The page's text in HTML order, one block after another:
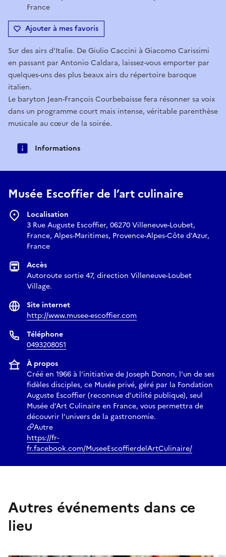
France
Ajouter à mes favoris
Sur des airs d’Italie. De Giulio Caccini à Giacomo Carissimi
en passant par Antonio Caldara, laissez-vous emporter par
quelques-uns des plus beaux airs du répertoire baroque
italien.
Le baryton Jean-François Courbebaisse fera résonner sa voix
dans un programme court mais intense, véritable parenthèse
musicale au cœur de la soirée.
Informations
Musée Escoffier de l’art culinaire
Localisation
3 Rue Auguste Escoffier, 06270 Villeneuve-Loubet,
France, Alpes-Maritimes, Provence-Alpes-Côte d'Azur,
France
Accès
Autoroute sortie 47, direction Villeneuve-Loubet
Village.
Site internet
http://www.musee-escoffier.com
Téléphone
0493208051
À propos
Créé en 1966 à l'initiative de Joseph Donon, l'un de ses
fidèles disciples, ce Musée privé, géré par la Fondation
Auguste Escoffier (reconnue d'utilité publique), seul
Musée d’Art Culinaire en France, vous permettra de
découvrir l’univers de la gastronomie.
Autre
https://fr-
fr.facebook.com/MuseeEscoffierdelArtCulinaire/
Autres événements dans ce
lieu